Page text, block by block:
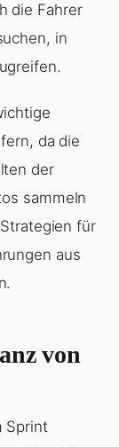
die Fahrer
in
da die
der
sammeln
für
aus
von
Sprint